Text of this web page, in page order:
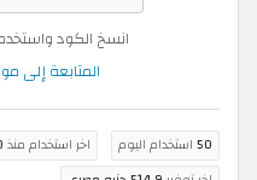
انسخ الكود
المتابعة
50 استخدام اليوم اخر استخدام منذ